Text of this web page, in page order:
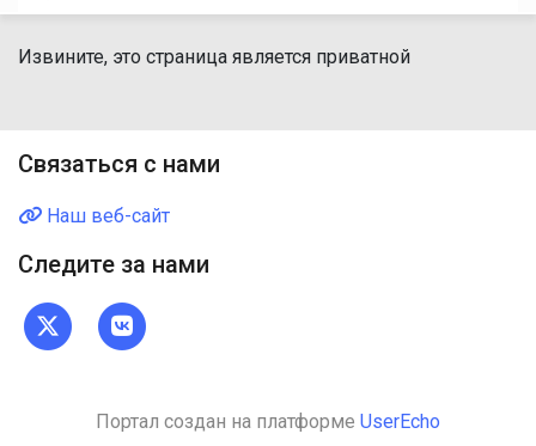
Извините, это страница является приватной
Связаться с нами
Наш веб-сайт
Следите за нами
Портал создан на платформе UserEcho